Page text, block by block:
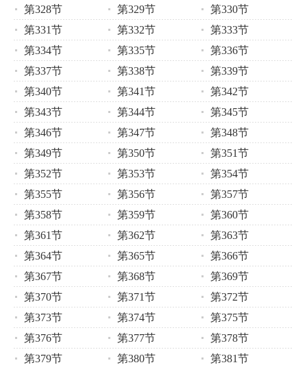
第328节
第329节
第330节
第331节
第332节
第333节
第334节
第335节
第336节
第337节
第338节
第339节
第340节
第341节
第342节
第343节
第344节
第345节
第346节
第347节
第348节
第349节
第350节
第351节
第352节
第353节
第354节
第355节
第356节
第357节
第358节
第359节
第360节
第361节
第362节
第363节
第364节
第365节
第366节
第367节
第368节
第369节
第370节
第371节
第372节
第373节
第374节
第375节
第376节
第377节
第378节
第379节
第380节
第381节